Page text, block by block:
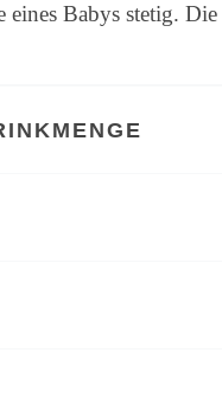
Babys stetig. Die